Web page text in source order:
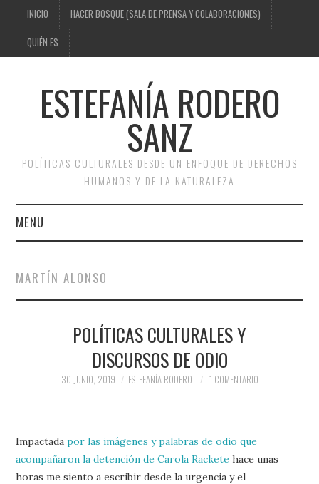
INICIO HACER BOSQUE (SALA DE PRENSA Y COLABORACIONES)
QUIÉN ES
ESTEFANÍA RODERO
SANZ
POLÍTICAS CULTURALES DESDE UN ENFOQUE DE DERECHOS
HUMANOS Y DE LA NATURALEZA
MENU
HACER BOSQUE (SALA DE
PRENSA Y
COLABORACIONES)
MARTÍN ALONSO
POLÍTICAS CULTURALES Y
DISCURSOS DE ODIO
30 JUNIO, 2019 ESTEFANÍA RODERO 1 COMENTARIO
Impactadapor las imágenes y palabras de odio que
acompañaron la detención de Carola Rackete hace unas
horas me siento a escribir desde la urgencia y el